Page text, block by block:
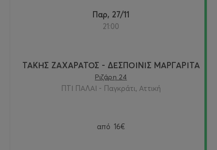
Παρ, 27/11
21:00
ΤΑΚΗΣ ΖΑΧΑΡΑΤΟΣ - ΔΕΣΠΟΙΝΙΣ ΜΑΡΓΑΡΙΤΑ
Ριζάρη 24
ΠΤΙ ΠΑΛΑΙ - Παγκράτι, Αττική
από 16€